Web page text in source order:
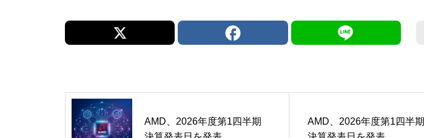
AMD、2026年度第1四半期
AMD、2026年度第1四半期